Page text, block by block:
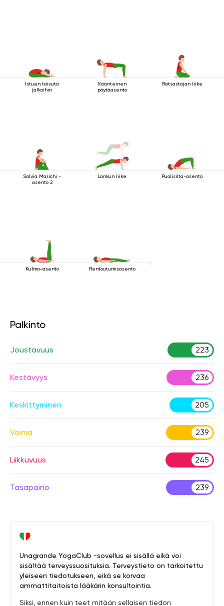
Istuen taivuta
jalkoihin
Käänteinen
pöytäasento
Ratsastajan liike
Salvia Marichi -
asento 2
Lankun liike Puolisilta-asento
Kulma-asento Rentoutumisasento
Palkinto
Joustavuus 223
Kestävyys 236
Keskittyminen 205
Voima 239
Liikkuvuus 245
Tasapaino 239
Unagrande YogaClub -sovellus ei sisällä eikä voi
sisältää terveyssuosituksia. Terveystieto on tarkoitettu
yleiseen tiedotukseen, eikä se korvaa
ammattitaitoista lääkärin konsultointia.
Siksi, ennen kuin teet mitään sellaisen tiedon